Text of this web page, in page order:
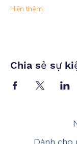
Hiện thêm
Chia sẻ sự
Dành cho